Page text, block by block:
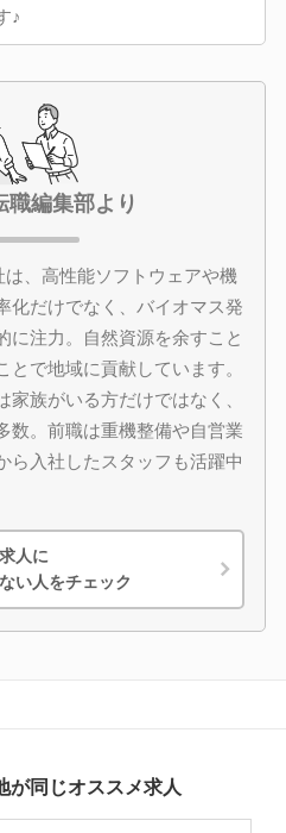
♪
職編集部より
は、高性能ソフトウェアや機
化だけでなく、バイオマス発
に注力。自然資源を余すこと
で地域に貢献しています。
族がいる方だけではなく、
数。前職は重機整備や自営業
ら入社したスタッフも活躍中
人に
い人をチェック
が同じオススメ求人